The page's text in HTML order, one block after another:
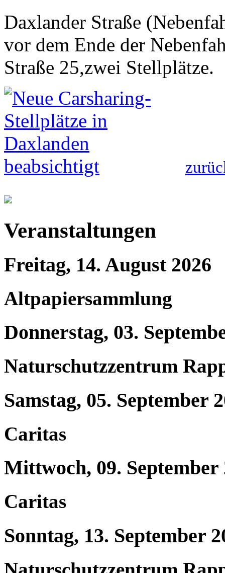
Daxlander Straße
vor dem Ende der
Straße 25,zwei Stellplätze.
Veranstaltungen
Freitag, 14. August 2026
Altpapiersammlung
Donnerstag, 03.
Naturschutzzentrum
Samstag, 05. September
Caritas
Mittwoch, 09. September
Caritas
Sonntag, 13. September